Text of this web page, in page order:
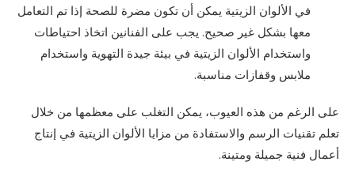
في الألوان الزيتية يمكن أن تكون مضرة للصحة إذا تم التعامل
معها بشكل غير صحيح. يجب على الفنانين اتخاذ احتياطات
واستخدام الألوان الزيتية في بيئة جيدة التهوية واستخدام
ملابس وقفازات مناسبة.
على الرغم من هذه العيوب، يمكن التغلب على معظمها من خلال
تعلم تقنيات الرسم والاستفادة من مزايا الألوان الزيتية في إنتاج
أعمال فنية جميلة ومتينة.